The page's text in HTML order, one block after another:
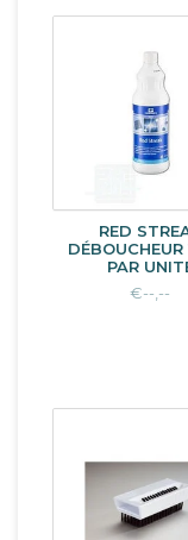
RED
DÉBOUCHEUR
PAR
€--,--